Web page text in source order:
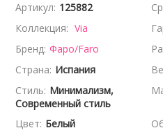
Артикул: 125882
Коллекция: Via
Бренд: Фаро/Faro
Страна: Испания
Стиль: Минимализм,
Современный стиль
Цвет: Белый